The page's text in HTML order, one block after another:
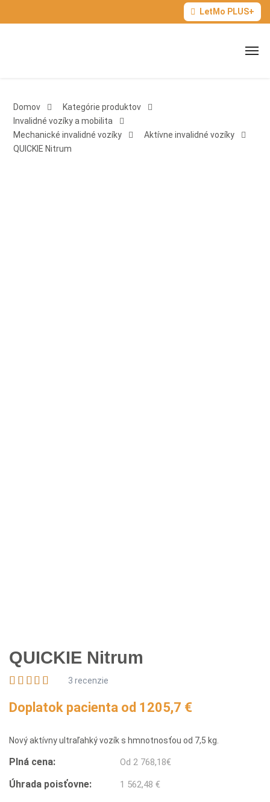
LetMo PLUS+
Domov
Kategórie produktov
Invalidné vozíky a mobilita
Mechanické invalidné vozíky
Aktívne invalidné vozíky
QUICKIE Nitrum
QUICKIE Nitrum
3 recenzie
Doplatok pacienta od 1205,7 €
Nový aktívny ultraľahký vozík s hmnotnosťou od 7,5 kg.
Plná cena: Od 2 768,18€
Úhrada poisťovne: 1 562,48 €